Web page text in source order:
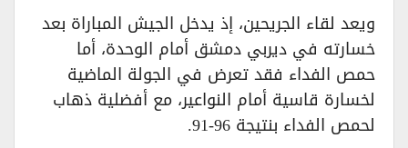
ويعد لقاء الجريحين، إذ يدخل الجيش المباراة بعد
خسارته في ديربي دمشق أمام الوحدة، أما
حمص الفداء فقد تعرض في الجولة الماضية
لخسارة قاسية أمام النواعير، مع أفضلية ذهاب
لحمص الفداء بنتيجة 96-91.